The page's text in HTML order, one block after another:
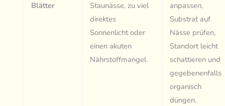
Blätter
Staunässe, zu viel
direktes
Sonnenlicht oder
einen akuten
Nährstoffmangel.
anpassen,
Substrat auf
Nässe prüfen,
Standort leicht
schattieren und
gegebenenfalls
organisch
düngen.